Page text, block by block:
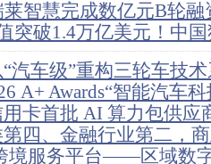
智慧完成数亿元B轮融
突破1.4万亿美元！中
汽车级”重构三轮车技
A+ Awards“智能汽车
卡首批 AI 算力包供应
场景
四、金融行业第二，
境服务平台——区域数